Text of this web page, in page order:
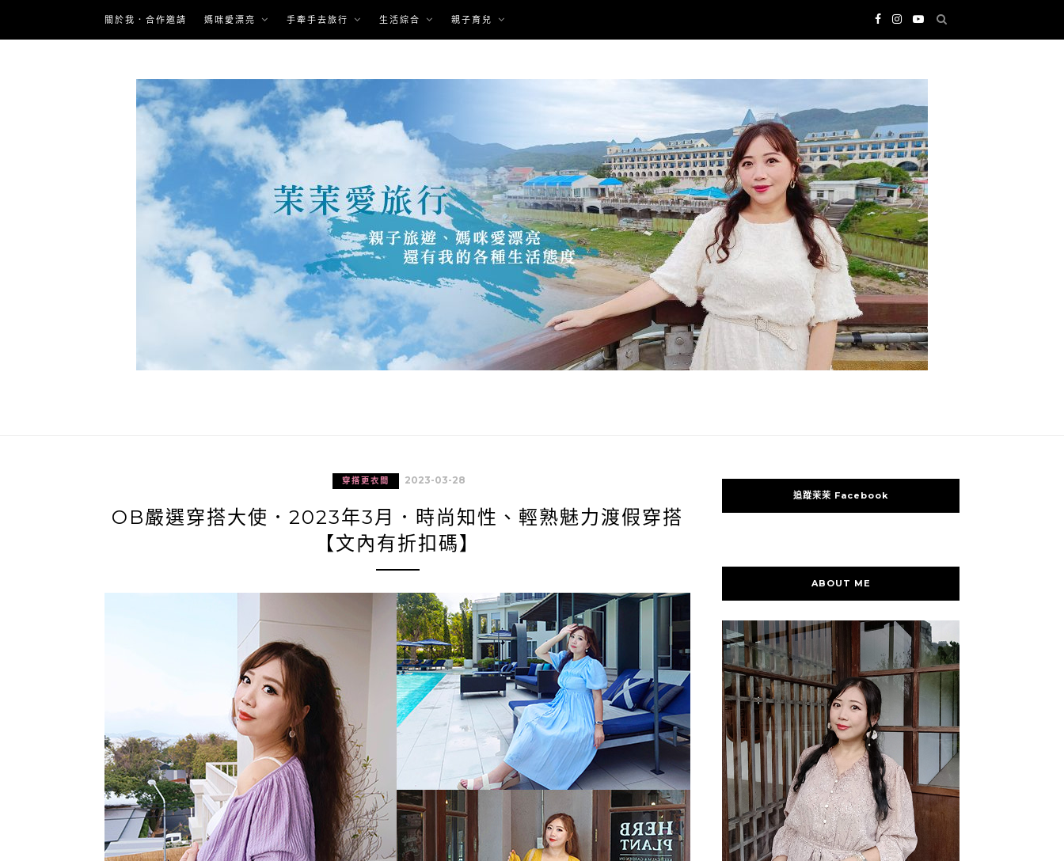
content
關於我．合作邀請 媽咪愛漂亮 手牽手去旅行 生活綜合 親子育兒
穿搭更衣間 2023-03-28
OB嚴選穿搭大使．2023年3月．時尚知性、輕熟魅力渡假穿搭
【文內有折扣碼】
追蹤茉茉 Facebook
ABOUT ME